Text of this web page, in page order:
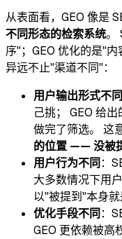
从表面看，GEO 像是
不同形态的检索系统。
序"；GEO 优化的是"
异远不止"渠道不同"：
用户输出形式不同
己挑； GEO 给
做完了筛选。 这
的位置 —— 没被
用户行为不同 ：
大多数情况下用
以"被提到"本身
优化手段不同 ：
GEO 更依赖被高